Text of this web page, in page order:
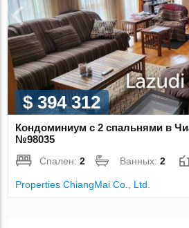
$ 394 312
Кондоминиум с 2 спальнями в
№98035
Спален:2 Ванных:2
Properties ChiangMai Co., Ltd.